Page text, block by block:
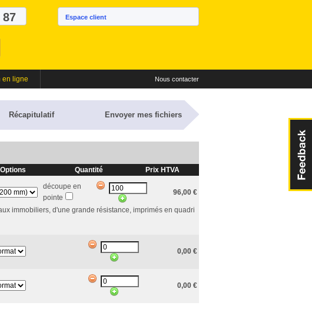
87 Espace client
Nous contacter
en ligne
Récapitulatif Envoyer mes fichiers
Options Quantité
Prix HTVA
découpe en
pointe
96,00 €
immobiliers, d'une grande résistance, imprimés en quadri
0,00 €
0,00 €